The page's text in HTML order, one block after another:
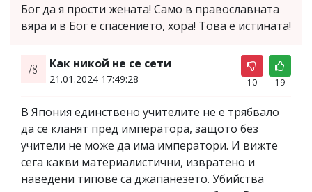
Бог да я прости жената! Само в православната
вяра и в Бог е спасението, хора! Това е истината!
78. Как никой не се сети
21.01.2024 17:49:28 10 19
В Япония единствено учителите не е трябвало
да се кланят пред императора, защото без
учители не може да има императори. И вижте
сега какви материалистични, извратено и
наведени типове са джапанезето. Убийства